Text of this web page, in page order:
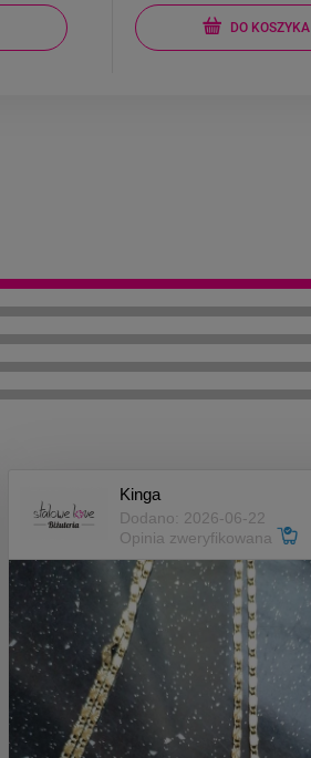
DO KOSZYKA
Kinga
Dodano: 2026-06-22
Opinia zweryfikowana